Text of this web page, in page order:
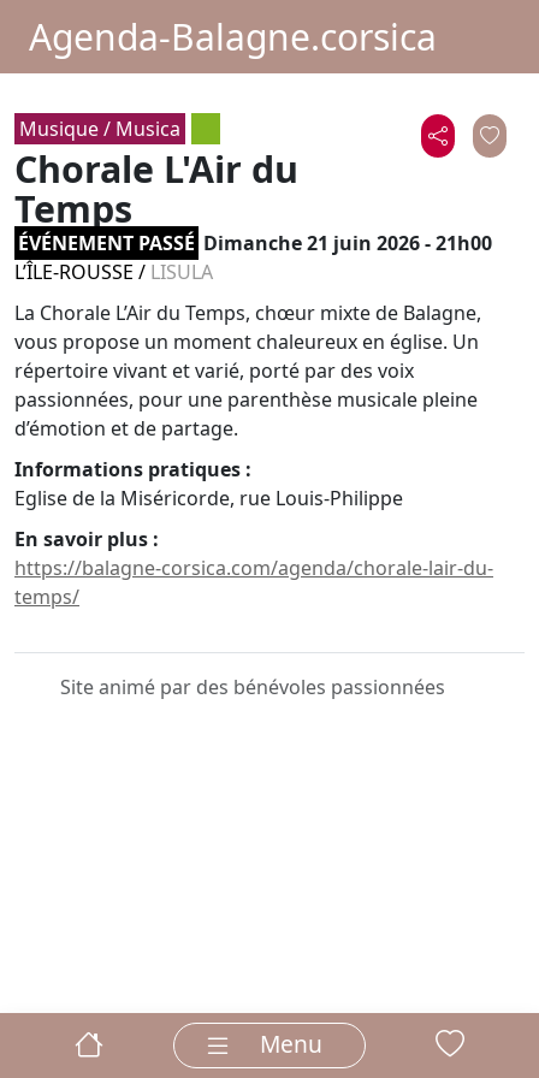
Agenda-Balagne.corsica
Musique / Musica
Chorale L'Air du
Temps
ÉVÉNEMENT PASSÉ Dimanche 21 juin 2026 - 21h00
L’ÎLE-ROUSSE / LISULA
La Chorale L’Air du Temps, chœur mixte de Balagne,
vous propose un moment chaleureux en église. Un
répertoire vivant et varié, porté par des voix
passionnées, pour une parenthèse musicale pleine
d’émotion et de partage.
Informations pratiques :
Eglise de la Miséricorde, rue Louis-Philippe
En savoir plus :
https://balagne-corsica.com/agenda/chorale-lair-du-
temps/
Site animé par des bénévoles passionnées
Menu